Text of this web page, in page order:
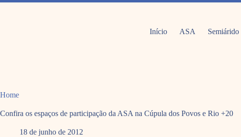
Pular
Início ASA Semiárido
Home
Confira os espaços de participação da ASA na Cúpula dos Povos e Rio +20
18 de junho de 2012